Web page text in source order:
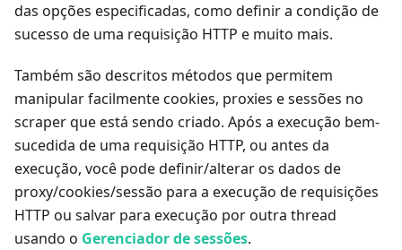
das opções especificadas, como definir a condição de
sucesso de uma requisição HTTP e muito mais.
Também são descritos métodos que permitem
manipular facilmente cookies, proxies e sessões no
scraper que está sendo criado. Após a execução bem-
sucedida de uma requisição HTTP, ou antes da
execução, você pode definir/alterar os dados de
proxy/cookies/sessão para a execução de requisições
HTTP ou salvar para execução por outra thread
usando o Gerenciador de sessões.